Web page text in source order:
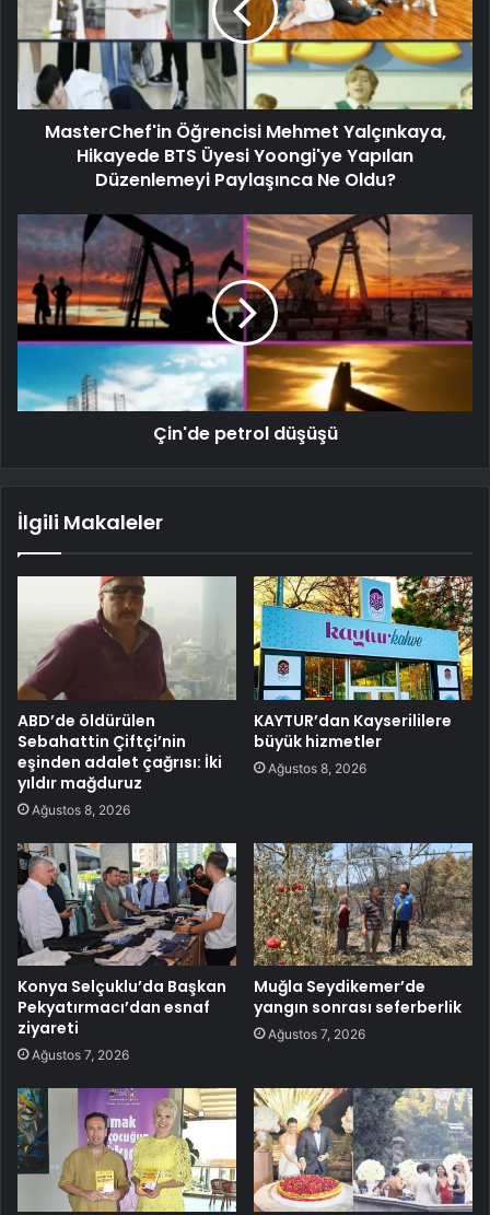
MasterChef'in Öğrencisi Mehmet Yalçınkaya,
Hikayede BTS Üyesi Yoongi'ye Yapılan
Düzenlemeyi Paylaşınca Ne Oldu?
Çin'de petrol düşüşü
İlgili Makaleler
ABD’de öldürülen
Sebahattin Çiftçi’nin
eşinden adalet çağrısı: İki
yıldır mağduruz
Ağustos 8, 2026
KAYTUR’dan Kayserililere
büyük hizmetler
Ağustos 8, 2026
Konya Selçuklu’da Başkan
Pekyatırmacı’dan esnaf
ziyareti
Ağustos 7, 2026
Muğla Seydikemer’de
yangın sonrası seferberlik
Ağustos 7, 2026